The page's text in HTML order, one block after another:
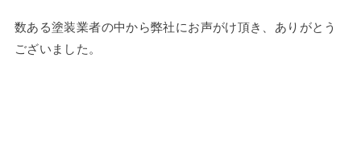
数ある塗装業者の中から弊社にお声がけ頂き、ありがとう
ございました。